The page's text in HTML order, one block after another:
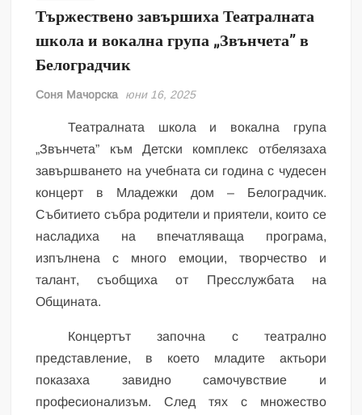
Тържествено завършиха Театралната
школа и вокална група „Звънчета” в
Белоградчик
Соня Мачорска юни 16, 2025
Театралната школа и вокална група
„Звънчета” към Детски комплекс отбелязаха
завършването на учебната си година с чудесен
концерт в Младежки дом – Белоградчик.
Събитието събра родители и приятели, които се
насладиха на впечатляваща програма,
изпълнена с много емоции, творчество и
талант, съобщиха от Пресслужбата на
Общината.
Концертът започна с театрално
представление, в което младите актьори
показаха завидно самочувствие и
професионализъм. След тях с множество